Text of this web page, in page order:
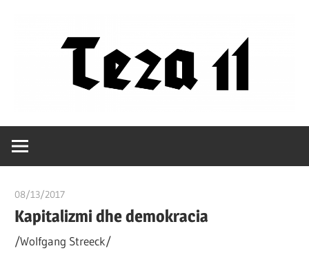
Teza
11
vetëm
shpjeguar
në
mënyra
08/13/2017
Kapitalizmi dhe demokracia
/Wolfgang Streeck/